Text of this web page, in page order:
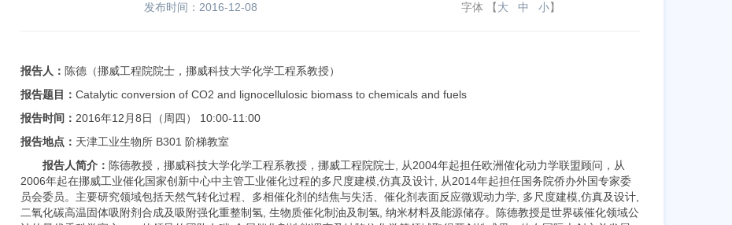
发布时间：2016-12-08 字体 【大 中 小】
报告人： 陈德（挪威工程院院士，挪威科技大学化学工程系教授）
报告题目： Catalytic conversion of CO2 and lignocellulosic biomass to chemicals and fuels
报告时间： 2016年12月8日（周四） 10:00-11:00
报告地点： 天津工业生物所 B301 阶梯教室
报告人简介： 陈德教授，挪威科技大学化学工程系教授，挪威工程院院士, 从2004年起担任欧洲傕化动力学联盟顾问，从
2006年起在挪威工业催化国家创新中心中主管工业催化过程的多尺度建模,仿真及设计, 从2014年起担任国务院侨办外国专家委
员会委员。主要研究领域包括天然气转化过程、多相催化剂的结焦与失活、催化剂表面反应微观动力学, 多尺度建模,仿真及设计,
二氧化碳高温固体吸附剂合成及吸附强化重整制氢, 生物质催化制油及制氢, 纳米材料及能源储存。陈德教授是世界碳催化领域公